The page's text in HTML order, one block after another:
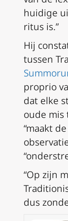
huidige
ritus is.”
Hij
tussen
proprio
dat elke
oude mis
“maakt
“Op zijn
dus